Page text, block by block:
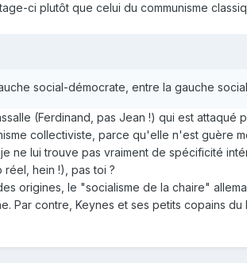
ci plutôt que celui du communisme
social-démocrate, entre la gauche
(Ferdinand, pas Jean !) qui est attaqué
collectiviste, parce qu'elle n'est guère
ne lui trouve pas vraiment de spécificité
hein !), pas toi ?
origines, le "socialisme de la chaire"
Par contre, Keynes et ses petits copains